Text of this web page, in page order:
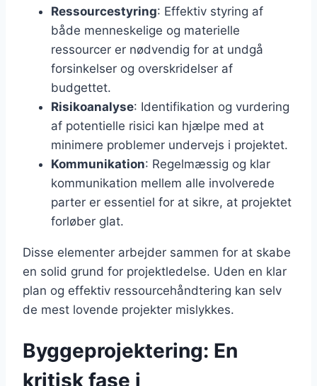
Ressourcestyring: Effektiv styring af
både menneskelige og materielle
ressourcer er nødvendig for at undgå
forsinkelser og overskridelser af
budgettet.
Risikoanalyse: Identifikation og vurdering
af potentielle risici kan hjælpe med at
minimere problemer undervejs i projektet.
Kommunikation: Regelmæssig og klar
kommunikation mellem alle involverede
parter er essentiel for at sikre, at projektet
forløber glat.
Disse elementer arbejder sammen for at skabe
en solid grund for projektledelse. Uden en klar
plan og effektiv ressourcehåndtering kan selv
de mest lovende projekter mislykkes.
Byggeprojektering: En
kritisk fase i